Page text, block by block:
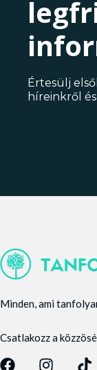
Értesülj
híreinkről
Minden, ami
Csatlakozz a